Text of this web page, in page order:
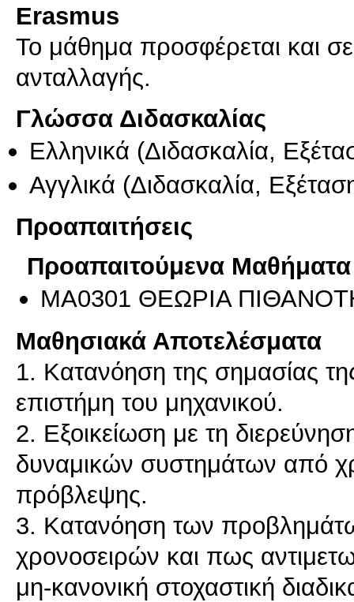
Erasmus
Το μάθημα προσφέρεται και
ανταλλαγής.
Γλώσσα Διδασκαλίας
Ελληνικά (Διδασκαλία,
Αγγλικά (Διδασκαλία,
Προαπαιτήσεις
Προαπαιτούμενα Μαθήματα
ΜΑ0301 ΘΕΩΡΙΑ
Μαθησιακά Αποτελέσματα
1. Κατανόηση της σημασίας
επιστήμη του μηχανικού.
2. Εξοικείωση με τη
δυναμικών συστημάτων από
πρόβλεψης.
3. Κατανόηση των
χρονοσειρών και πως
μη-κανονική στοχαστική